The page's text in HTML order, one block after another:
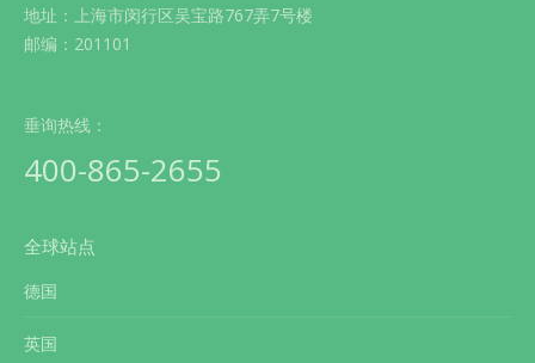
地址：上海市闵行区吴宝路767弄7号楼
邮编：201101
垂询热线：
400-865-2655
全球站点
德国
英国